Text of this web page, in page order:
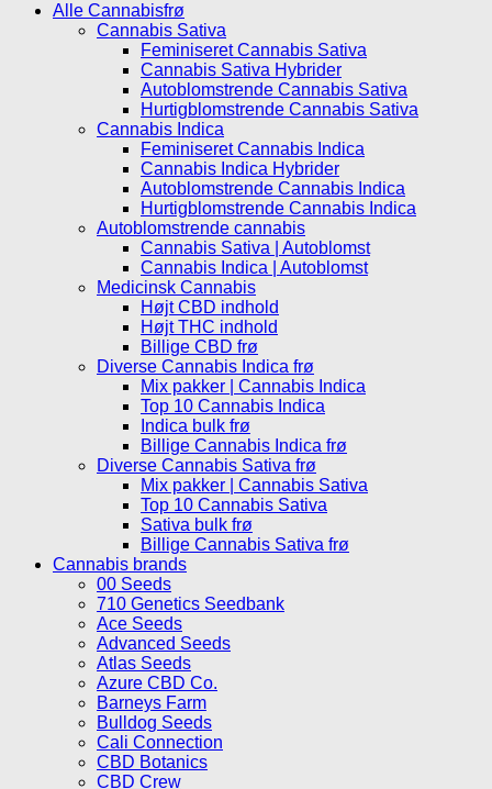
Alle Cannabisfrø
Cannabis Sativa
Feminiseret Cannabis Sativa
Cannabis Sativa Hybrider
Autoblomstrende Cannabis Sativa
Hurtigblomstrende Cannabis Sativa
Cannabis Indica
Feminiseret Cannabis Indica
Cannabis Indica Hybrider
Autoblomstrende Cannabis Indica
Hurtigblomstrende Cannabis Indica
Autoblomstrende cannabis
Cannabis Sativa | Autoblomst
Cannabis Indica | Autoblomst
Medicinsk Cannabis
Højt CBD indhold
Højt THC indhold
Billige CBD frø
Diverse Cannabis Indica frø
Mix pakker | Cannabis Indica
Top 10 Cannabis Indica
Indica bulk frø
Billige Cannabis Indica frø
Diverse Cannabis Sativa frø
Mix pakker | Cannabis Sativa
Top 10 Cannabis Sativa
Sativa bulk frø
Billige Cannabis Sativa frø
Cannabis brands
00 Seeds
710 Genetics Seedbank
Ace Seeds
Advanced Seeds
Atlas Seeds
Azure CBD Co.
Barneys Farm
Bulldog Seeds
Cali Connection
CBD Botanics
CBD Crew